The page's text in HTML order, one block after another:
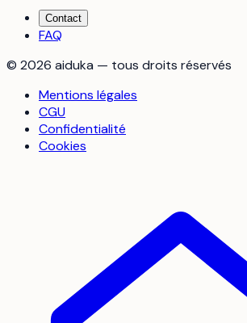
Contact
FAQ
© 2026 aiduka — tous droits réservés
Mentions légales
CGU
Confidentialité
Cookies